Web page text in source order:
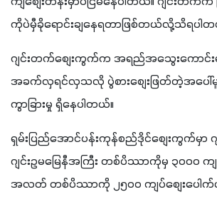
ကိုပဲမှီခိုရောင်းချနေရတာဖြစ်တယ်လို့သိရပါ
ဂျင်းတက်စျေးကွက်က အရည်အသွေးကောင်း
အခက်လှရင်လှသလို ပွဲစားစျေးဖြတ်တဲ့အပေါ်မူ
ကွာခြားမှု ရှိနေပါတယ်။
ရှမ်းပြည်အောင်ပန်းကုန်စည်ဒိုင်စျေးကွက်မှာ
ဂျင်းဥမမြေနီအကြီး တစ်ပိဿာကိုမှ ၃၀၀၀ ကျပ်
အလတ် တစ်ပိဿာကို ၂၅၀၀ ကျပ်စျေးပေါက်